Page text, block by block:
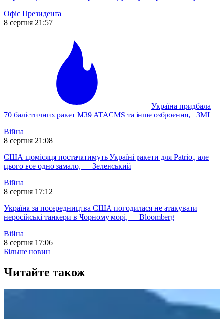
Офіс Президента
8 серпня 21:57
Україна придбала
70 балістичних ракет M39 ATACMS та інше озброєння, - ЗМІ
Війна
8 серпня 21:08
США щомісяця постачатимуть Україні ракети для Patriot, але
цього все одно замало, — Зеленський
Війна
8 серпня 17:12
Україна за посередництва США погодилася не атакувати
неросійські танкери в Чорному морі, — Bloomberg
Війна
8 серпня 17:06
Більше новин
Читайте також